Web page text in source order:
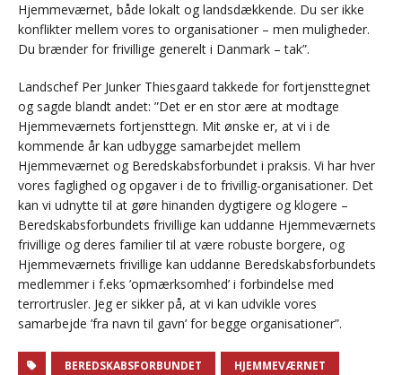
Hjemmeværnet, både lokalt og landsdækkende. Du ser ikke
konflikter mellem vores to organisationer – men muligheder.
Du brænder for frivillige generelt i Danmark – tak”.
Landschef Per Junker Thiesgaard takkede for fortjensttegnet
og sagde blandt andet: ”Det er en stor ære at modtage
Hjemmeværnets fortjensttegn. Mit ønske er, at vi i de
kommende år kan udbygge samarbejdet mellem
Hjemmeværnet og Beredskabsforbundet i praksis. Vi har hver
vores faglighed og opgaver i de to frivillig-organisationer. Det
kan vi udnytte til at gøre hinanden dygtigere og klogere –
Beredskabsforbundets frivillige kan uddanne Hjemmeværnets
frivillige og deres familier til at være robuste borgere, og
Hjemmeværnets frivillige kan uddanne Beredskabsforbundets
medlemmer i f.eks ’opmærksomhed’ i forbindelse med
terrortrusler. Jeg er sikker på, at vi kan udvikle vores
samarbejde ’fra navn til gavn’ for begge organisationer”.
BEREDSKABSFORBUNDET HJEMMEVÆRNET